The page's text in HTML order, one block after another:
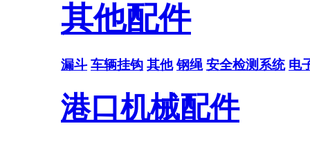
其他配件
漏斗 车辆挂钩 其他 钢绳 安全检测系统 电
港口机械配件